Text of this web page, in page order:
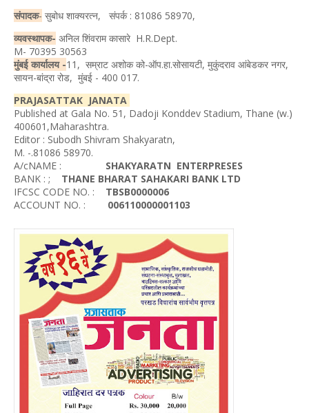
संपादक- सुबोध शाक्यरत्न, संपर्क : 81086 58970,
व्यवस्थापक- अनिल शिंवराम कासारे H.R.Dept.
M- 70395 30563
मुंबई कार्यालय -11, सम्राट अशोक को-ऑप.हा.सोसायटी, मुकुंदराव आंबेडकर नगर,
सायन-बांद्रा रोड, मुंबई - 400 017.
PRAJASATTAK JANATA
Published at Gala No. 51, Dadoji Konddev Stadium, Thane (w.)
400601,Maharashtra.
Editor : Subodh Shivram Shakyaratn,
M. -.81086 58970.
A/cNAME : SHAKYARATN ENTERPRESES
BANK : ; THANE BHARAT SAHAKARI BANK LTD
IFCSC CODE NO. : TBSB0000006
ACCOUNT NO. : 006110000001103